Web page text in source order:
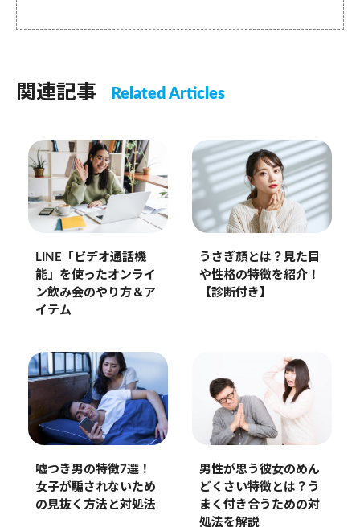
関連記事 Related Articles
LINE「ビデオ通話機
能」を使ったオンライ
ン飲み会のやり方＆ア
イテム
うさぎ顔とは？見た目
や性格の特徴を紹介！
【診断付き】
嘘つき男の特徴7選！
女子が騙されないため
の見抜く方法と対処法
男性が思う彼女のめん
どくさい特徴とは？う
まく付き合うための対
処法を解説